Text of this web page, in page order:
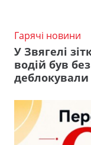
Гарячі новини
У Звягелі
водій був